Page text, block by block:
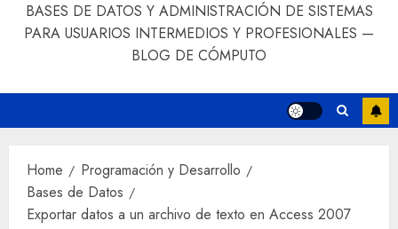
BASES DE DATOS Y ADMINISTRACIÓN DE SISTEMAS
PARA USUARIOS INTERMEDIOS Y PROFESIONALES —
BLOG DE CÓMPUTO
Home
Programación y Desarrollo
Bases de Datos
Exportar datos a un archivo de texto en Access 2007